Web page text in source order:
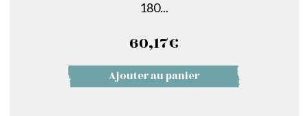
180...
60,17€
Ajouter au panier